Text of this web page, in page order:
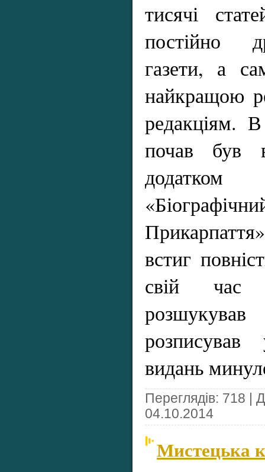
тисячі
постійно
газети, а
найкращою
редакціям. В
почав був
встиг
свій час
видань
Переглядів: 718 |
04.10.2014
Мистецька